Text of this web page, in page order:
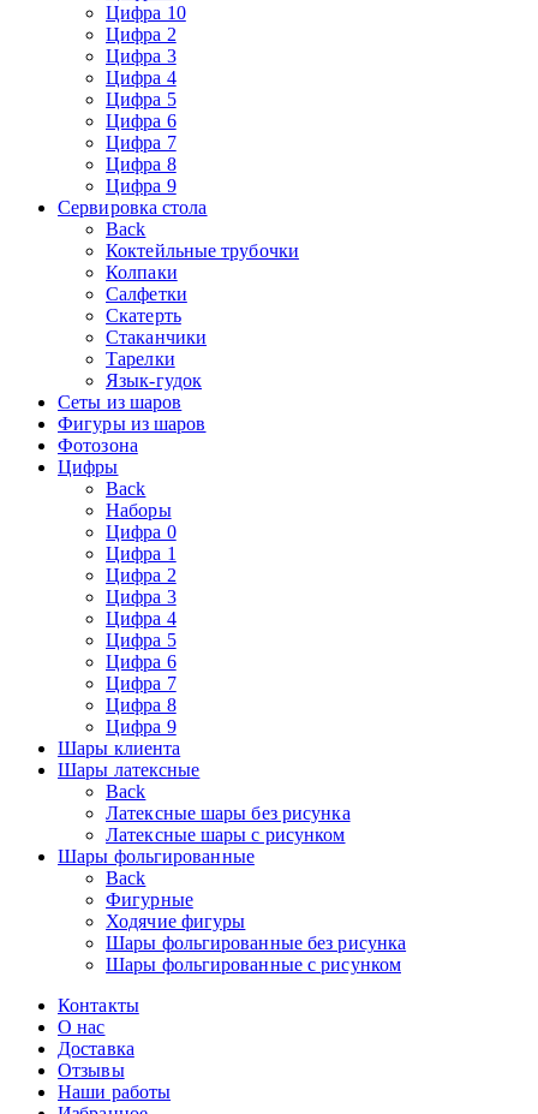
Цифра 10
Цифра 2
Цифра 3
Цифра 4
Цифра 5
Цифра 6
Цифра 7
Цифра 8
Цифра 9
Сервировка стола
Back
Коктейльные трубочки
Колпаки
Салфетки
Скатерть
Стаканчики
Тарелки
Язык-гудок
Сеты из шаров
Фигуры из шаров
Фотозона
Цифры
Back
Наборы
Цифра 0
Цифра 1
Цифра 2
Цифра 3
Цифра 4
Цифра 5
Цифра 6
Цифра 7
Цифра 8
Цифра 9
Шары клиента
Шары латексные
Back
Латексные шары без рисунка
Латексные шары с рисунком
Шары фольгированные
Back
Фигурные
Ходячие фигуры
Шары фольгированные без рисунка
Шары фольгированные с рисунком
Контакты
О нас
Доставка
Отзывы
Наши работы